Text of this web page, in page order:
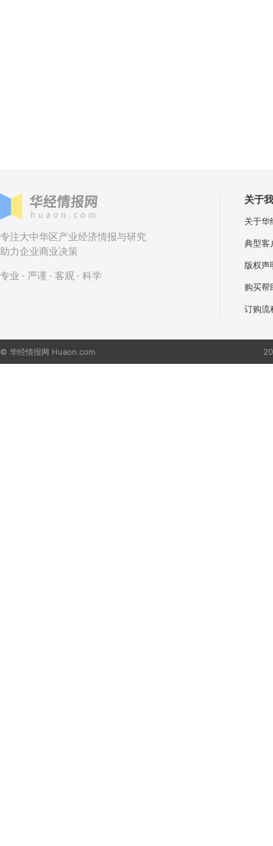
专注大中华区产业经济情报与研究
助力企业商业决策
专业 · 严谨 · 客观 · 科学
关于
关于华
典型客
版权声
购买帮
订购流
© 华经情报网 Huaon.com